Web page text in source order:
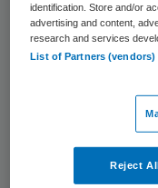
initiatieven,
verkondigden.
nieuwe
partijen worden
gekoppeld aan
de ggz. Is het
identification. Store and/or
advertising and content,
research and services
List of Partners (vendors)
Reject